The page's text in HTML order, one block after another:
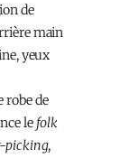
de
main
yeux
robe de
le folk
picking,